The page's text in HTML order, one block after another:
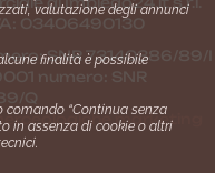
03406490130
SNR 73140386/89/I
numero: SNR
marketing
valutazione degli annunci
finalità è possibile
comando “Continua senza
in assenza di cookie o altri